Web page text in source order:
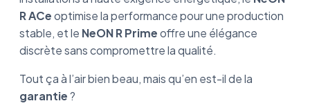
R ACeoptimise la performance pour une production
stable, et le NeON R Primeoffre une élégance
discrète sans compromettre la qualité.
Tout ça à l’air bien beau, mais qu’en est-il de la
garantie?